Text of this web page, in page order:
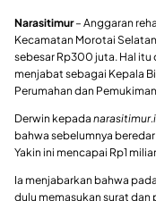
Narasitimur– Anggaran
Kecamatan Morotai
sebesar Rp300 juta. Hal itu
menjabat sebagai Kepala
Perumahan dan
Derwin kepada
bahwa sebelumnya
Yakin ini mencapai Rp1
Ia menjabarkan bahwa
dulu memasukan surat